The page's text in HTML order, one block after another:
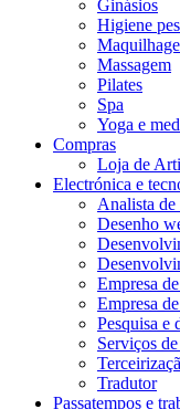
Ginásios
Higiene
Massagem
Pilates
Spa
Yoga e
Compras
Loja de
Electrónica e
Analista de
Desenho
Empresa
Empresa
Pesquisa e
Serviços
Tradutor
Passatempos e